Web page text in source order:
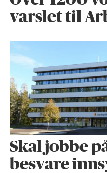
varslet til
Skal jobbe
besvare